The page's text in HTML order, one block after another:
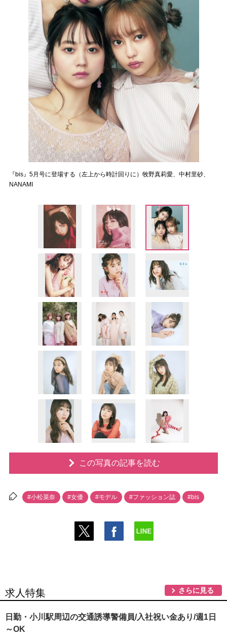
『bis』5月号に登場する（左上から時計回りに）牧野真莉愛、中村里砂、
NANAMI
この写真の記事を読む
#小松菜奈 #女優 #モデル #ファッション誌 #bis
求人特集 さらに見る
日勤・小川駅周辺の交通誘導警備員/入社祝い金あり/週1日
～OK